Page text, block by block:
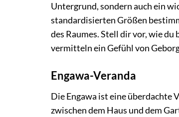
Untergrund, sondern auch ein
standardisierten Größen
des Raumes. Stell dir vor, wie
vermitteln ein Gefühl von
Engawa-Veranda
Die Engawa ist eine überdachte
zwischen dem Haus und dem